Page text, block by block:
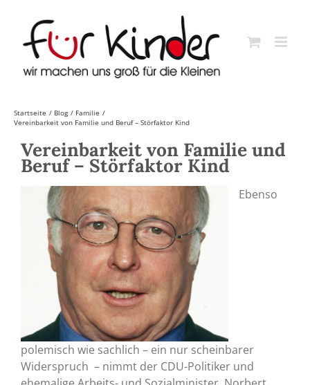
content
Startseite Blog
Familie
Vereinbarkeit von Familie und Beruf – Störfaktor Kind
Vereinbarkeit von Familie und
Beruf – Störfaktor Kind
Ebenso
polemisch wie sachlich – ein nur scheinbarer
Widerspruch – nimmt der CDU-Politiker und